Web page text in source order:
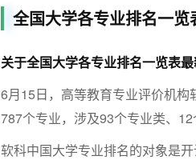
全国大学各专业排名一览
关于全国大学各专业排名一览表
6月15日，高等教育专业评价机构
787个专业，涉及93个专业类、
软科中国大学专业排名的对象是